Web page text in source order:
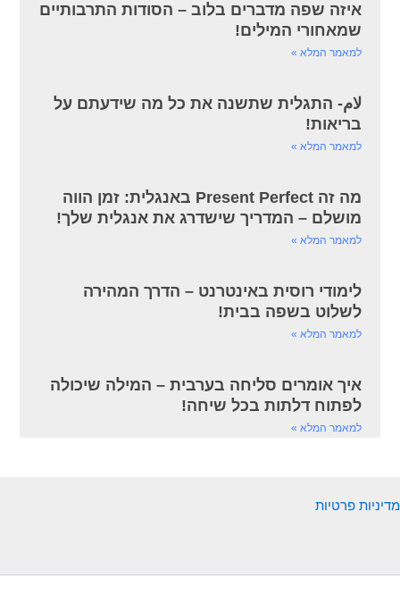
איזה שפה מדברים בלוב – הסודות התרבותיים
שמאחורי המילים!
למאמר המלא »
لام- התגלית שתשנה את כל מה שידעתם על
בריאות!
למאמר המלא »
מה זה Present Perfect באנגלית: זמן הווה
מושלם – המדריך שישדרג את אנגלית שלך!
למאמר המלא »
לימודי רוסית באינטרנט – הדרך המהירה
לשלוט בשפה בבית!
למאמר המלא »
איך אומרים סליחה בערבית – המילה שיכולה
לפתוח דלתות בכל שיחה!
למאמר המלא »
מדיניות פרטיות